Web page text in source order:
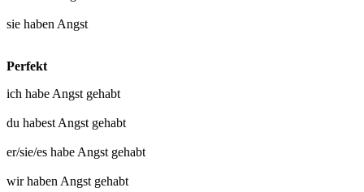
sie haben Angst
Perfekt
ich habe Angst gehabt
du habest Angst gehabt
er/sie/es habe Angst gehabt
wir haben Angst gehabt